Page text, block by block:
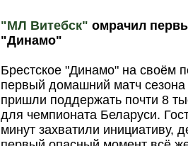
"МЛ Витебск" омрачил
"Динамо"
Брестское "Динамо" на своём
первый домашний матч
пришли поддержать почти 8
для чемпионата Беларуси.
минут захватили инициативу,